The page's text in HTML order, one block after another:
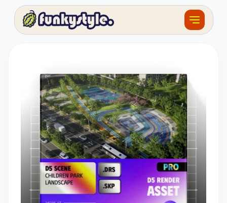
Khóa học
Tài nguyên
Sản phẩm
Giải thưởng
Đồ án
Feedback